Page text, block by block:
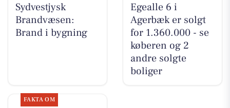
Sydvestjysk
Brandvæsen:
Brand i bygning
Egealle 6 i
Agerbæk er solgt
for 1.360.000 - se
køberen og 2
andre solgte
boliger
FAKTA OM